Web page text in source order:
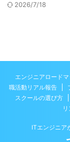
2026/7/18
エンジニアロード
職活動リアル報告
スクールの選び方
ITエンジニア